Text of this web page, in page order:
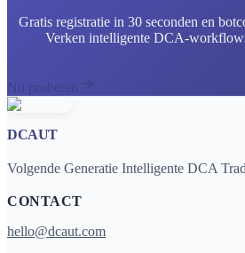
Gratis registratie in 30 seconden en
Verken intelligente DCA-
Nu proberen
DCAUT
Volgende Generatie Intelligente DCA
CONTACT
hello@dcaut.com